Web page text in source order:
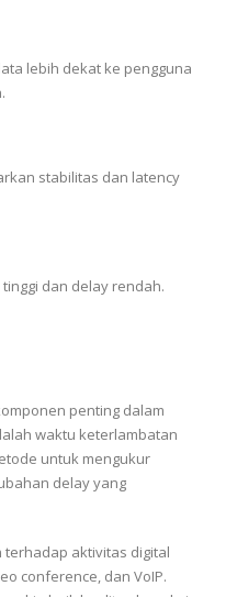
lebih dekat ke pengguna
stabilitas dan latency
dan delay rendah.
penting dalam
waktu keterlambatan
untuk mengukur
delay yang
aktivitas digital
conference, dan VoIP.